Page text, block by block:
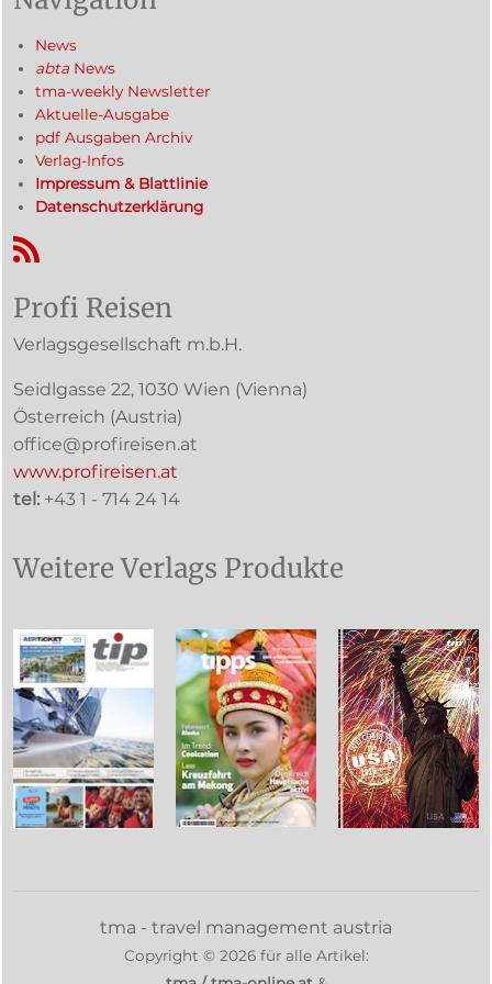
News
abta News
tma-weekly Newsletter
Aktuelle-Ausgabe
pdf Ausgaben Archiv
Verlag-Infos
Impressum & Blattlinie
Datenschutzerklärung
RSS-Feed
Profi Reisen
Verlagsgesellschaft m.b.H.
Seidlgasse 22, 1030 Wien (Vienna)
Österreich (Austria)
office@profireisen.at
www.profireisen.at
tel: +43 1 - 714 24 14
Weitere Verlags Produkte
tma - travel management austria
Copyright © 2026für alle Artikel: